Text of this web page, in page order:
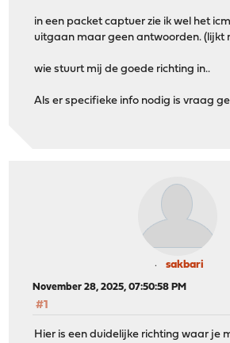
in een packet captuer zie ik wel het
uitgaan maar geen antwoorden. (lijkt
wie stuurt mij de goede richting in..
Als er specifieke info nodig is vraag
sakbari
November 28, 2025, 07:50:58 PM
#1
Hier is een duidelijke richting waar je